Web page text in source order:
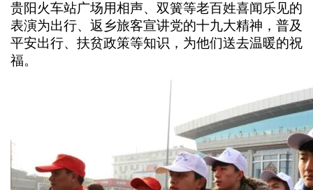
贵阳火车站广场用相声、双簧等老百姓喜闻乐见的
表演为出行、返乡旅客宣讲党的十九大精神，普及
平安出行、扶贫政策等知识，为他们送去温暖的祝
福。